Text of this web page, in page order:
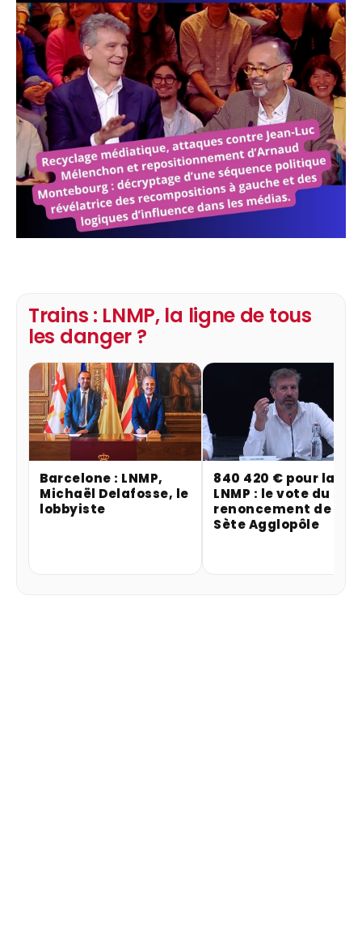
Trains : LNMP, la ligne de tous
les danger ?
Barcelone : LNMP,
Michaël Delafosse, le
lobbyiste
840 420 € pour la
LNMP : le vote du
renoncement de
Sète Agglopôle